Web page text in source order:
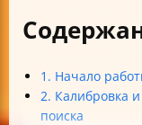
1. Начало
2. Калибровка
поиска